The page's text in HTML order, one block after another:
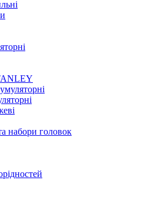
набори головок